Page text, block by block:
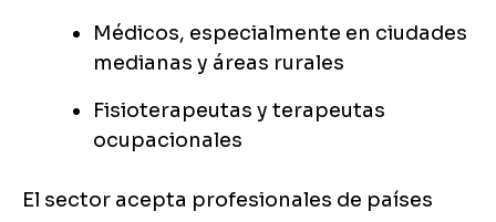
Médicos, especialmente en ciudades
medianas y áreas rurales
Fisioterapeutas y terapeutas
ocupacionales
El sector acepta profesionales de países